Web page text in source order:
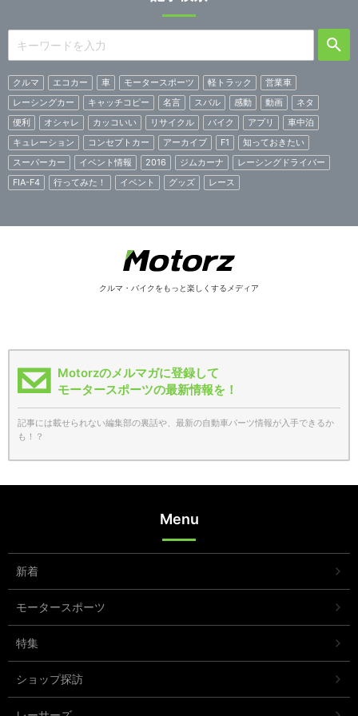
クルマ エコカー 車 モータースポーツ 軽トラック
営業車
レーシングカー
キャッチコピー 名言 スバル 感動 動画
ネタ
便利
オシャレ カッコいい リサイクル バイク アプリ
車中泊
キュレーション
コンセプトカー アーカイブ F1
知っておきたい
スーパーカー
イベント情報 2016 ジムカーナ
レーシングドライバー
FIA-F4
行ってみた！ イベント グッズ レース
クルマ・バイクをもっと楽しくするメディア
Motorzのメルマガに登録して
モータースポーツの最新情報を！
記事には載せられない編集部の裏話や、最新の自動車パーツ情報が入手できるか
も！？
Menu
新着
モータースポーツ
特集
ショップ探訪